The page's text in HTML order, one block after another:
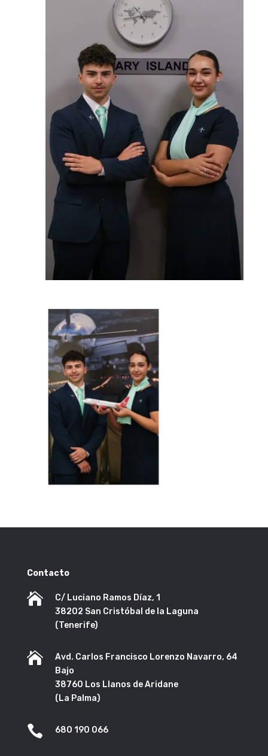
Contacto

C/ Luciano Ramos Díaz, 1
38202 San Cristóbal de la Laguna
(Tenerife)

Avd. Carlos Francisco Lorenzo Navarro, 64
Bajo
38760 Los Llanos de Aridane
(La Palma)
 680 190 066